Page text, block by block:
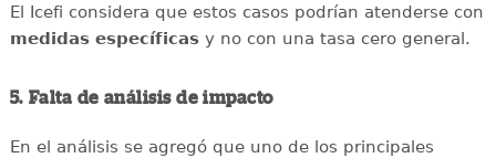
El Icefi considera que estos casos podrían atenderse con
medidas específicasy no con una tasa cero general.
5. Falta de análisis de impacto
En el análisis se agregó que uno de los principales